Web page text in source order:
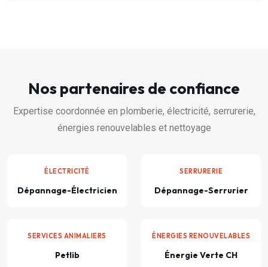
Nos partenaires de confiance
Expertise coordonnée en plomberie, électricité, serrurerie,
énergies renouvelables et nettoyage
ÉLECTRICITÉ
Dépannage-Électricien
SERRURERIE
Dépannage-Serrurier
SERVICES ANIMALIERS
Petlib
ÉNERGIES RENOUVELABLES
Énergie Verte CH